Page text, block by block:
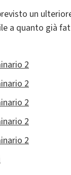
un
a quanto già
2
2
2
2
2